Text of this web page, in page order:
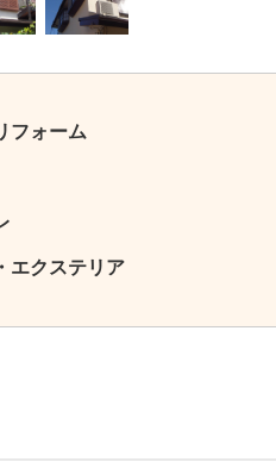
フォーム
エクステリア